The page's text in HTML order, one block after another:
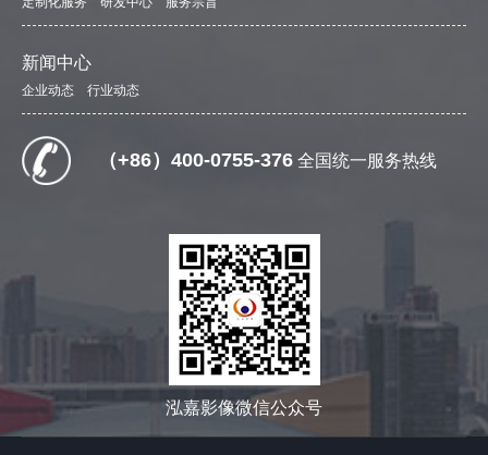
新闻中心
企业动态 行业动态
（+86）400-0755-376 全国统一服务热线
泓嘉影像微信公众号